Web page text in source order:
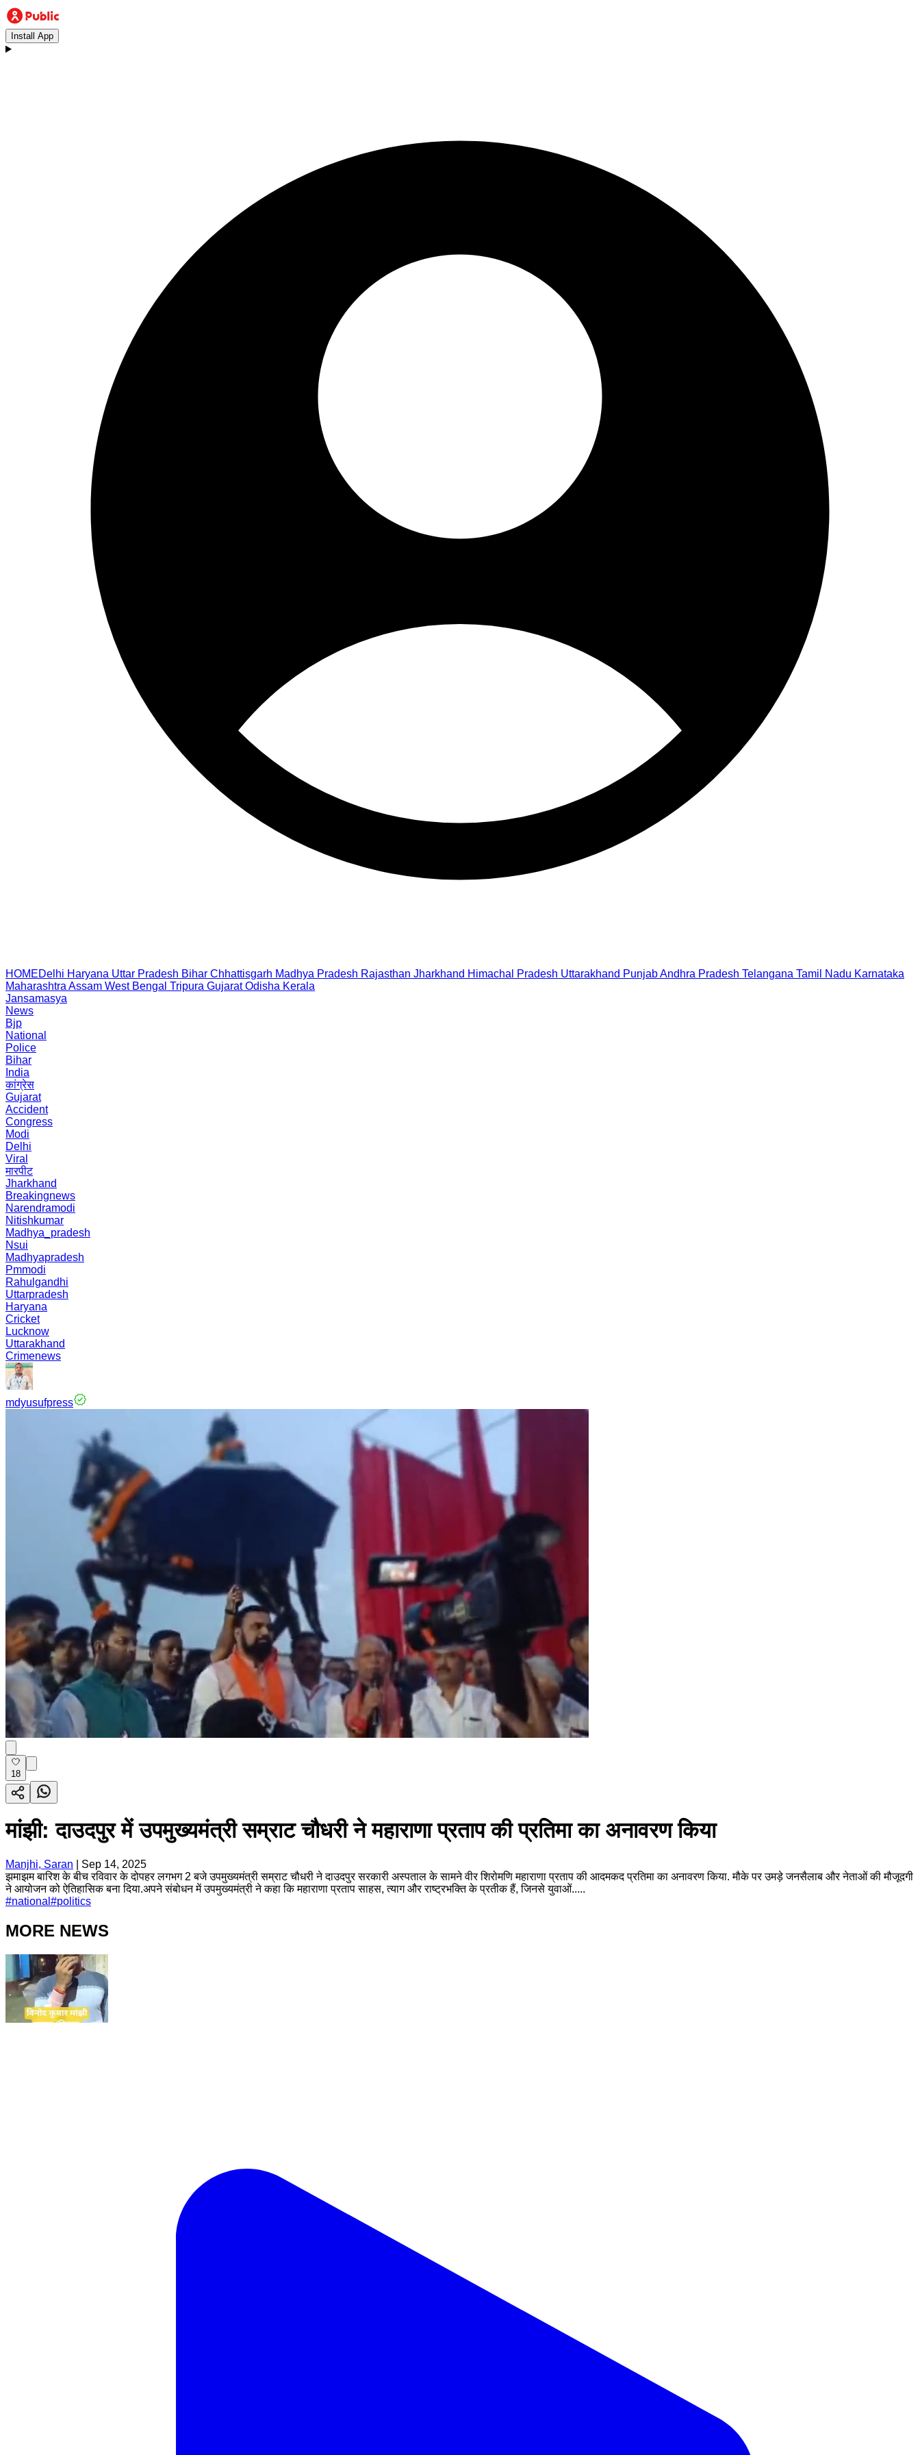
Install App
HOMEDelhi Haryana Uttar Pradesh Bihar Chhattisgarh Madhya Pradesh Rajasthan Jharkhand Himachal Pradesh Uttarakhand PunjabAndhra Pradesh Telangana Tamil Nadu Karnataka
Maharashtra Assam West Bengal Tripura Gujarat Odisha Kerala
Jansamasya
News
Bjp
National
Police
Bihar
India
कांग्रेस
Gujarat
Accident
Congress
Modi
Delhi
Viral
मारपीट
Jharkhand
Breakingnews
Narendramodi
Nitishkumar
Madhya_pradesh
Nsui
Madhyapradesh
Pmmodi
Rahulgandhi
Uttarpradesh
Haryana
Cricket
Lucknow
Uttarakhand
Crimenews
mdyusufpress
18
मांझी: दाउदपुर में उपमुख्यमंत्री सम्राट चौधरी ने महाराणा प्रताप की प्रतिमा का अनावरण किया
Manjhi, Saran
Sep 14, 2025
झमाझम बारिश के बीच रविवार के दोपहर लगभग 2 बजे उपमुख्यमंत्री सम्राट चौधरी ने दाउदपुर सरकारी अस्पताल के सामने वीर शिरोमणि महाराणा प्रताप की आदमकद प्रतिमा का अनावरण किया. मौके पर उमड़े जनसैलाब और नेताओं की मौजूदगी
ने आयोजन को ऐतिहासिक बना दिया.अपने संबोधन में उपमुख्यमंत्री ने कहा कि महाराणा प्रताप साहस, त्याग और राष्ट्रभक्ति के प्रतीक हैं, जिनसे युवाओं.....
#national #politics
MORE NEWS